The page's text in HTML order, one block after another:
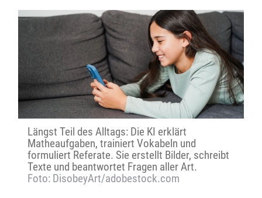
Längst Teil des Alltags: Die KI erklärt
Matheaufgaben, trainiert Vokabeln und
formuliert Referate. Sie erstellt Bilder, schreibt
Texte und beantwortet Fragen aller Art.
Foto: DisobeyArt/adobestock.com